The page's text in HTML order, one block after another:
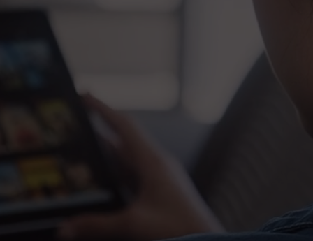
¡Comienza ahora!